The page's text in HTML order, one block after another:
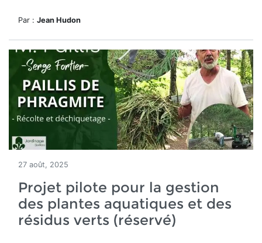
Par : Jean Hudon
27 août, 2025
Projet pilote pour la gestion
des plantes aquatiques et des
résidus verts (réservé)